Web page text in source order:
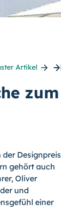
Artikel
zum
Designpreis
gehört auch
Oliver
und
einer